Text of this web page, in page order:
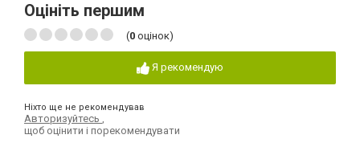
Оцініть першим
(0 оцінок)
Я рекомендую
Ніхто ще не рекомендував
Авторизуйтесь
щоб оцінити і порекомендувати